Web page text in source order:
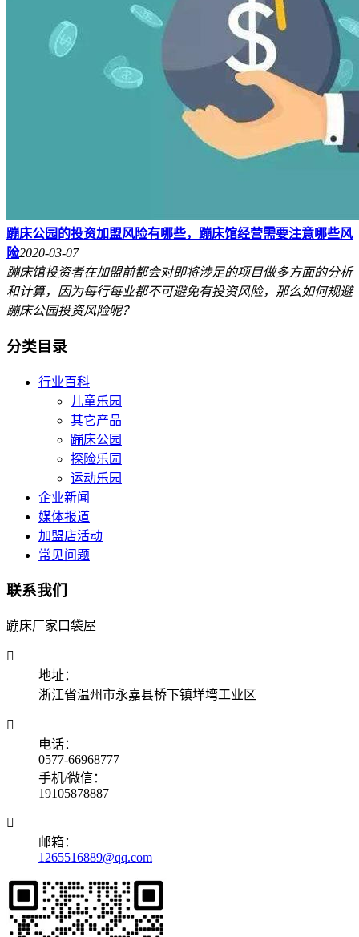
蹦床公园的投资加盟风险有哪些，蹦床馆经营需要注意哪些风
险2020-03-07
蹦床馆投资者在加盟前都会对即将涉足的项目做多方面的分析
和计算，因为每行每业都不可避免有投资风险，那么如何规避
蹦床公园投资风险呢？
分类目录
行业百科
儿童乐园
其它产品
蹦床公园
探险乐园
运动乐园
企业新闻
媒体报道
加盟店活动
常见问题
联系我们
蹦床厂家口袋屋

地址：
浙江省温州市永嘉县桥下镇垟塆工业区

电话：
0577-66968777
手机/微信：
19105878887

邮箱：
1265516889@qq.com